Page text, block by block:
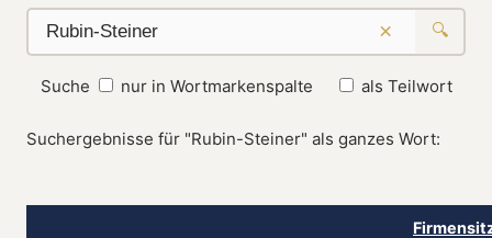
× 🔍
Suche nur in Wortmarkenspalte als Teilwort
Suchergebnisse für "Rubin-Steiner" als ganzes Wort: